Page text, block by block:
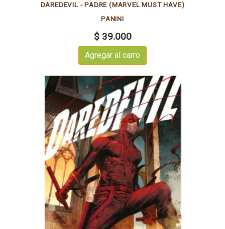
DAREDEVIL - PADRE (MARVEL MUST HAVE)
PANINI
$ 39.000
Agregar al carro